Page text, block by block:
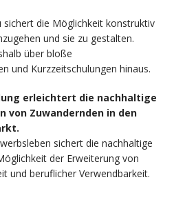
sichert die Möglichkeit konstruktiv
und sie zu gestalten.
über bloße
und Kurzzeitschulungen hinaus.
erleichtert die nachhaltige
von Zuwandernden in den
sichert die nachhaltige
der Erweiterung von
und beruflicher Verwendbarkeit.